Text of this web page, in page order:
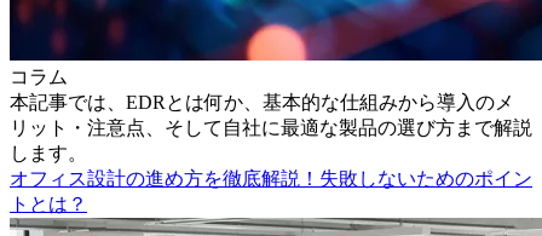
コラム
本記事では、EDRとは何か、基本的な仕組みから導入のメ
リット・注意点、そして自社に最適な製品の選び方まで解説
します。
オフィス設計の進め方を徹底解説！失敗しないためのポイン
トとは？